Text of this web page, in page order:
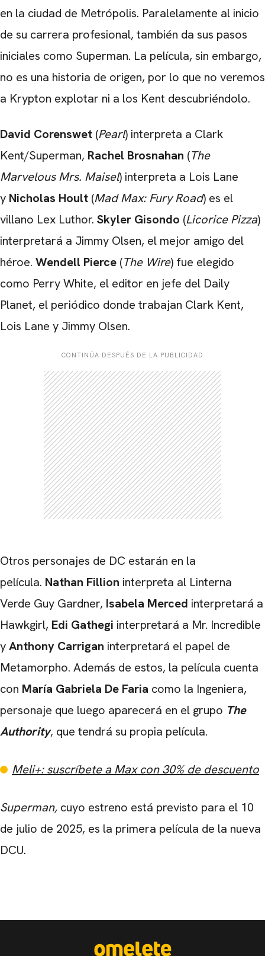
en la ciudad de Metrópolis. Paralelamente al inicio
de su carrera profesional, también da sus pasos
iniciales como Superman. La película, sin embargo,
no es una historia de origen, por lo que no veremos
a Krypton explotar ni a los Kent descubriéndolo.
David Corenswet (Pearl) interpreta a Clark
Kent/Superman, Rachel Brosnahan (The
Marvelous Mrs. Maisel) interpreta a Lois Lane
y Nicholas Hoult (Mad Max: Fury Road) es el
villano Lex Luthor. Skyler Gisondo (Licorice Pizza)
interpretará a Jimmy Olsen, el mejor amigo del
héroe. Wendell Pierce (The Wire) fue elegido
como Perry White, el editor en jefe del Daily
Planet, el periódico donde trabajan Clark Kent,
Lois Lane y Jimmy Olsen.
CONTINÚA DESPUÉS DE LA PUBLICIDAD
Otros personajes de DC estarán en la
película. Nathan Fillion interpreta al Linterna
Verde Guy Gardner, Isabela Merced interpretará a
Hawkgirl, Edi Gathegi interpretará a Mr. Incredible
yAnthony Carrigan interpretará el papel de
Metamorpho. Además de estos, la película cuenta
con María Gabriela De Faria como la Ingeniera,
personaje que luego aparecerá en el grupo The
Authority, que tendrá su propia película.
Meli+: suscríbete a Max con 30% de descuento
Superman, cuyo estreno está previsto para el 10
de julio de 2025, es la primera película de la nueva
DCU.